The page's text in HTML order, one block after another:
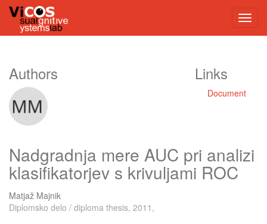
Authors Links
Document
Nadgradnja mere AUC pri analizi
klasifikatorjev s krivuljami ROC
Matjaž Majnik
Diplomsko delo / diploma thesis, 2011,